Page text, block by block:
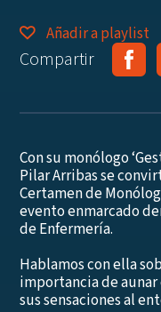
Añadir a playlist
Compartir
Con su monólogo
Pilar Arribas se
Certamen de
evento enmarcado
de Enfermería.
Hablamos con ella
importancia de
sus sensaciones al